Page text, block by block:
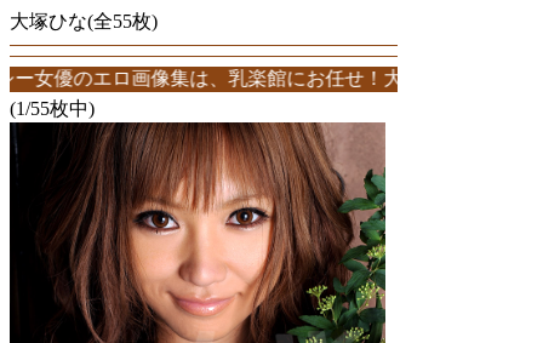
大塚ひな(全55枚)
エロ画像集は、乳楽館にお任せ！大塚ひなエロ画像が55
(1/55枚中)